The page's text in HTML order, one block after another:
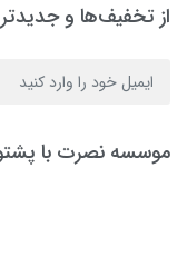
از تخفیف‌ها و
موسسه نصرت با پشتوانه بیش